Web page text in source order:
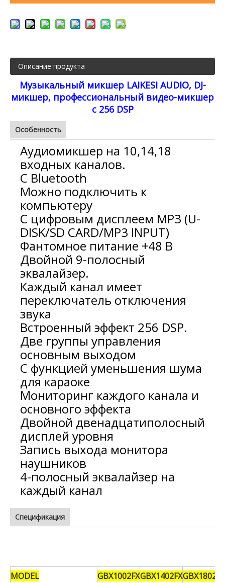
Описание продукта
Музыкальный микшер LAIKESI AUDIO, DJ-
микшер, профессиональный видео-микшер
с 256 DSP
Особенность
Аудиомикшер на 10,14,18
входных каналов.
С Bluetooth
Можно подключить к
компьютеру
С цифровым дисплеем MP3 (U-
DISK/SD CARD/MP3 INPUT)
Фантомное питание +48 В
Двойной 9-полосный
эквалайзер.
Каждый канал имеет
переключатель отключения
звука
Встроенный эффект 256 DSP.
Две группы управления
основным выходом
С функцией уменьшения шума
для караоке
Мониторинг каждого канала и
основного эффекта
Двойной двенадцатиполосный
дисплей уровня
Запись выхода монитора
наушников
4-полосный эквалайзер на
каждый канал
Спецификация
MODEL GBX1002FXGBX1402FXGBX1802FX